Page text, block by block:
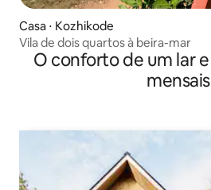
Casa ⋅ Kozhikode
Vila de dois quartos à beira-mar
O conforto de um lar
mensais